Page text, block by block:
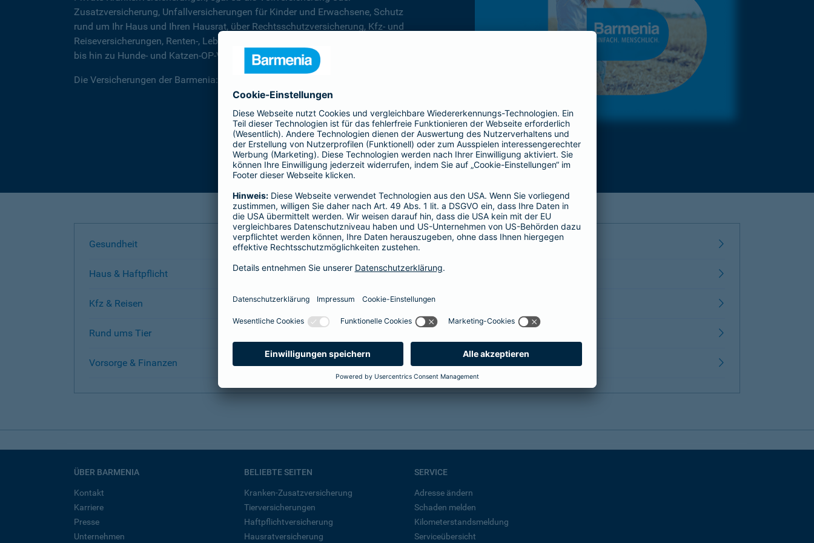
Zusatzversicherung, Unfallversicherungen für Kinder und Erwachsene, Schutz
rund um Ihr Haus und Ihren Hausrat, über Rechtsschutzversicherung, Kfz- und
Reiseversicherungen, Renten-, Lebens- und Berufsunfähigkeitsversicherung
bis hin zu Hunde- und Katzen-OP-Versicherungen.
Die Versicherungen der Barmenia: Wir helfen Ihnen in jeder Lebenslage
Gesundheit
Haus & Haftpflicht
Kfz & Reisen
Rund ums Tier
Vorsorge & Finanzen
ÜBER BARMENIA
Kontakt
Karriere
Presse
Unternehmen
BELIEBTE SEITEN
Kranken-Zusatzversicherung
Tierversicherungen
Haftpflichtversicherung
Hausratversicherung
SERVICE
Adresse ändern
Schaden melden
Kilometerstandsmeldung
Serviceübersicht